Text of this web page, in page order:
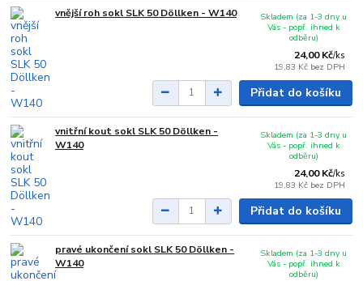
vnější roh sokl SLK 50 Döllken - W140
24,00 Kč/ks
19,83 Kč bez DPH
Skladem (za 1-3 dny u
Vás - popř. ihned k
odběru)
Přidat do košíku
vnitřní kout sokl SLK 50 Döllken -
W140
24,00 Kč/ks
19,83 Kč bez DPH
Skladem (za 1-3 dny u
Vás - popř. ihned k
odběru)
Přidat do košíku
pravé ukončení sokl SLK 50 Döllken -
W140
Skladem (za 1-3 dny u
Vás - popř. ihned k
odběru)